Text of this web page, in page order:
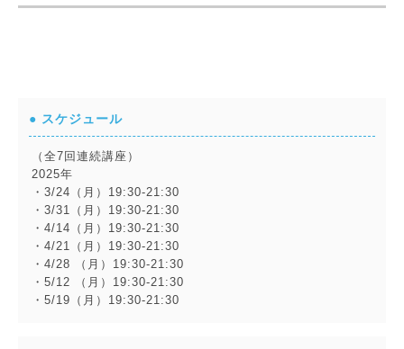
● スケジュール
（全7回連続講座）
2025年
・3/24（月）19:30-21:30
・3/31（月）19:30-21:30
・4/14（月）19:30-21:30
・4/21（月）19:30-21:30
・4/28 （月）19:30-21:30
・5/12 （月）19:30-21:30
・5/19（月）19:30-21:30